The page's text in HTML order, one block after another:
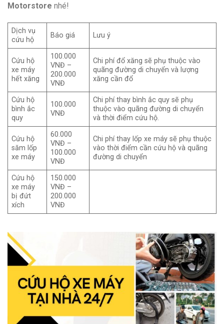
Motorstore nhé!
Dịch vụ
cứu hộ
Báo giá Lưu ý
Cứu hộ
xe máy
hết xăng
100.000
VNĐ –
200.000
VNĐ
Chi phí đổ xăng sẽ phụ thuộc vào
quãng đường di chuyển và lượng
xăng cần đổ
Cứu hộ
bình ắc
quy
100.000
VNĐ
Chi phí thay bình ắc quy sẽ phụ
thuộc vào quãng đường di chuyển
và thời điểm cứu hộ.
Cứu hộ
săm lốp
xe máy
60.000
VNĐ –
100.000
VNĐ
Chi phí thay lốp xe máy sẽ phụ thuộc
vào thời điểm cần cứu hộ và quãng
đường di chuyển
Cứu hộ
xe máy
bị đứt
xích
150.000
VNĐ –
200.000
VNĐ